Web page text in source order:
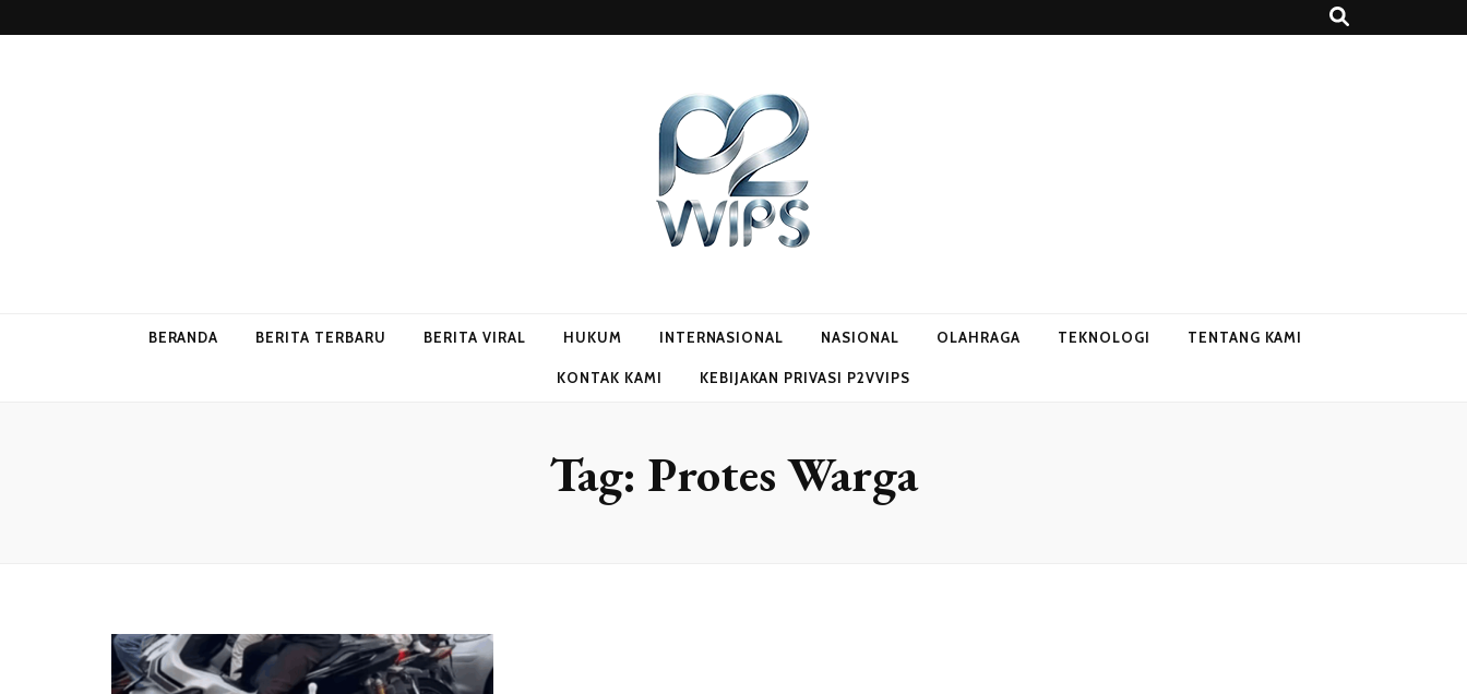
BERANDA BERITA TERBARU BERITA VIRAL HUKUM INTERNASIONAL NASIONAL OLAHRAGA TEKNOLOGI TENTANG KAMI
KONTAK KAMI KEBIJAKAN PRIVASI P2VVIPS
Tag: Protes Warga